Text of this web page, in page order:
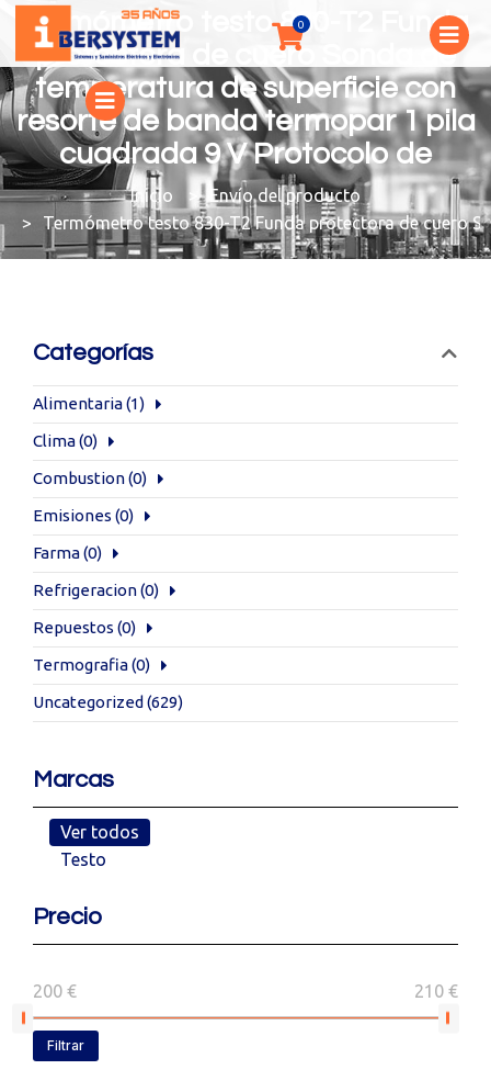
Termómetro testo 830-T2 Funda
protectora de cuero Sonda de
temperatura de superficie con
resorte de banda termopar 1 pila
cuadrada 9 V Protocolo de
You are here:
Envío del producto
Termómetro testo 830-T2 Funda protectora de cuero
Categorías
Alimentaria(1)
Clima(0)
Combustion(0)
Emisiones (0)
Farma(0)
Refrigeracion(0)
Repuestos (0)
Termografia(0)
Uncategorized (629)
Marcas
Ver todos
Testo
Precio
200 € 210 €
Filtrar